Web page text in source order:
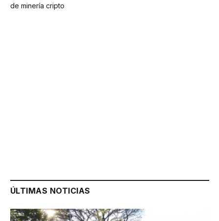
de minería cripto
ÚLTIMAS NOTICIAS